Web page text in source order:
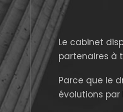
Le cabinet
partenaires à
Parce que le
évolutions